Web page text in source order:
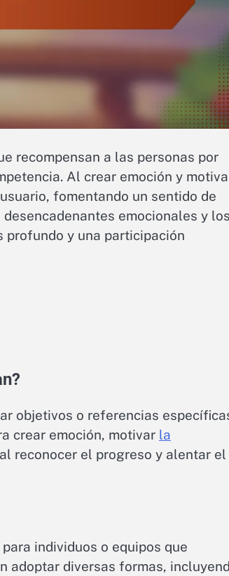
recompensan a las personas por
Al crear emoción y
fomentando un sentido de
emocionales y los
profundo y una participación
objetivos o referencias
crear emoción, motivar la
al reconocer el progreso y alentar el
individuos o equipos que
adoptar diversas formas,